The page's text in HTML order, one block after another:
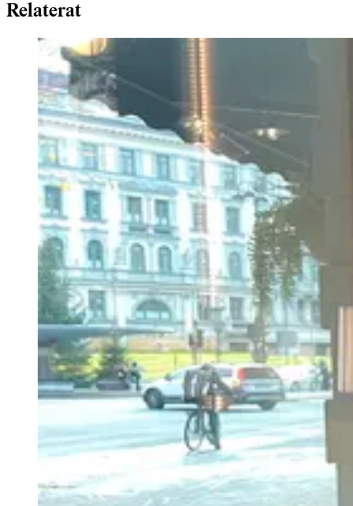
Relaterat